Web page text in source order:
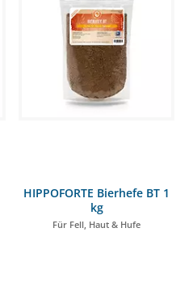
HIPPOFORTE Bierhefe BT 1
kg
Für Fell, Haut & Hufe